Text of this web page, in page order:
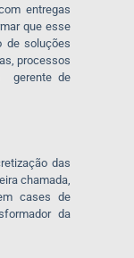
entregas
que esse
de soluções
processos
gerente de
das
chamada,
cases de
da